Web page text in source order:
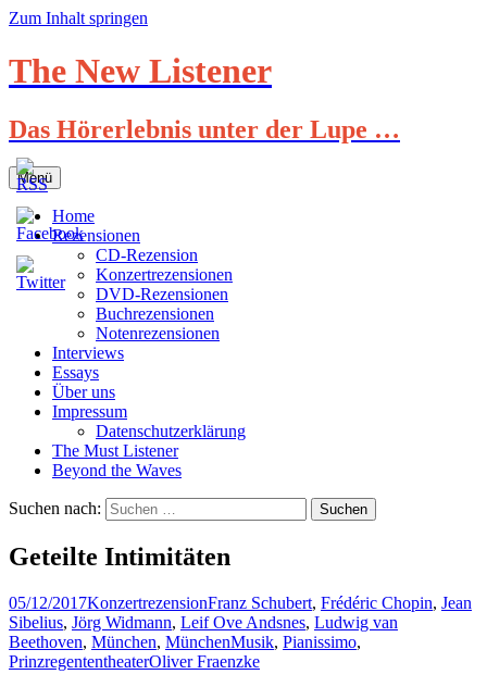
Zum Inhalt springen
The New Listener
Das Hörerlebnis unter der Lupe …
Menü
Home
Rezensionen
CD-Rezension
Konzertrezensionen
DVD-Rezensionen
Buchrezensionen
Notenrezensionen
Interviews
Essays
Über uns
Impressum
Datenschutzerklärung
The Must Listener
Beyond the Waves
Suchen nach:
Geteilte Intimitäten
05/12/2017KonzertrezensionFranz Schubert, Frédéric Chopin, Jean
Sibelius, Jörg Widmann, Leif Ove Andsnes, Ludwig van
Beethoven, München, MünchenMusik, Pianissimo,
PrinzregententheaterOliver Fraenzke